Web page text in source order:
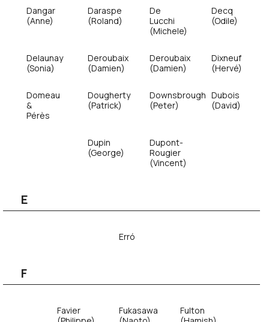
Dangar
(Anne)
Daraspe
(Roland)
De
Lucchi
(Michele)
Decq
(Odile)
Delaunay
(Sonia)
Deroubaix
(Damien)
Deroubaix
(Damien)
Dixneuf
(Hervé)
Domeau
&
Pérès
Dougherty
(Patrick)
Downsbrough
(Peter)
Dubois
(David)
Dupin
(George)
Dupont-
Rougier
(Vincent)
E
Erró
F
Favier
Fukasawa
Fulton